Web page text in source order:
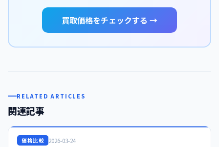
買取価格をチェックする →
RELATED ARTICLES
関連記事
価格比較 2026-03-24